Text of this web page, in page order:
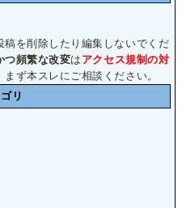
稿を削除したり編集しないでくだ
つ頻繁な改変は アクセス規制の対
ず本スレにご相談ください。
リ